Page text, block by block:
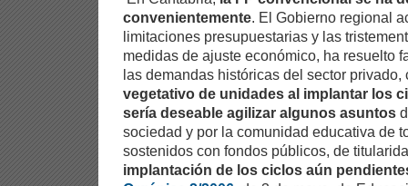
convenientemente. El Gobierno regional
limitaciones presupuestarias y las
medidas de ajuste económico, ha resuelto
las demandas históricas del sector
vegetativo de unidades al implantar los
sería deseable agilizar algunos asuntos
sociedad y por la comunidad educativa de
sostenidos con fondos públicos, de
implantación de los ciclos aún